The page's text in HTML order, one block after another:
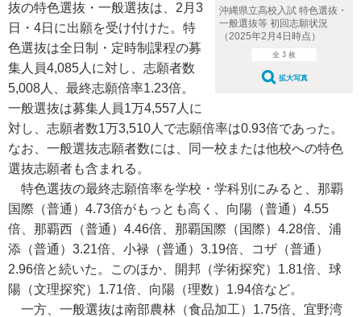
沖縄県立高校入試 特色選抜・
一般選抜等 初回志願状況
（2025年2月4日時点）
全 3 枚
拡大写真
抜の特色選抜・一般選抜は、2月3
日・4日に出願を受け付けた。特
色選抜は全日制・定時制課程の募
集人員4,085人に対し、志願者数
5,008人、最終志願倍率1.23倍。
一般選抜は募集人員1万4,557人に
対し、志願者数1万3,510人で志願倍率は0.93倍であった。
なお、一般選抜志願者数には、同一校または他校への特色
選抜志願者も含まれる。
特色選抜の最終志願倍率を学校・学科別にみると、那覇
国際（普通）4.73倍がもっとも高く、向陽（普通）4.55
倍、那覇西（普通）4.46倍、那覇国際（国際）4.28倍、浦
添（普通）3.21倍、小禄（普通）3.19倍、コザ（普通）
2.96倍と続いた。このほか、開邦（学術探究）1.81倍、球
陽（文理探究）1.71倍、向陽（理数）1.94倍など。
一方、一般選抜は南部農林（食品加工）1.75倍、宜野湾